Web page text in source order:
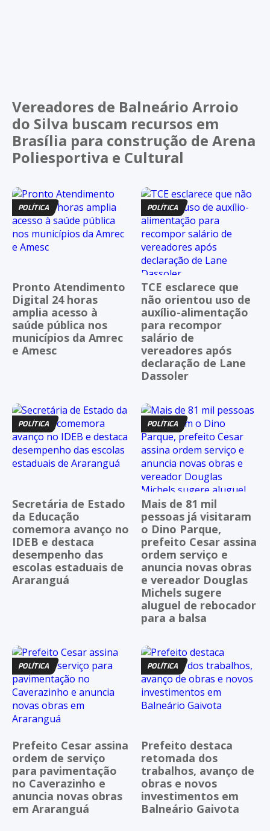
Vereadores de Balneário Arroio
do Silva buscam recursos em
Brasília para construção de Arena
Poliesportiva e Cultural
POLÍTICA
Pronto Atendimento
Digital 24 horas
amplia acesso à
saúde pública nos
municípios da Amrec
e Amesc
POLÍTICA
TCE esclarece que
não orientou uso de
auxílio-alimentação
para recompor
salário de
vereadores após
declaração de Lane
Dassoler
POLÍTICA
Secretária de Estado
da Educação
comemora avanço no
IDEB e destaca
desempenho das
escolas estaduais de
Araranguá
POLÍTICA
Mais de 81 mil
pessoas já visitaram
o Dino Parque,
prefeito Cesar assina
ordem serviço e
anuncia novas obras
e vereador Douglas
Michels sugere
aluguel de rebocador
para a balsa
POLÍTICA
Prefeito Cesar assina
ordem de serviço
para pavimentação
no Caverazinho e
anuncia novas obras
em Araranguá
POLÍTICA
Prefeito destaca
retomada dos
trabalhos, avanço de
obras e novos
investimentos em
Balneário Gaivota